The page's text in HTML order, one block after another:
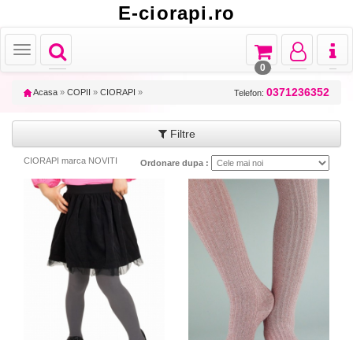
E-ciorapi.ro
Toggle
navigation
Toggle
Toggle
navigation
Toggle
navigation
Toggle
navigation
0
Acasa » COPII » CIORAPI » Telefon: 0371236352
Filtre
CIORAPI marca NOVITI Ordonare dupa :